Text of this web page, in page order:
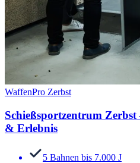
WaffenPro Zerbst
Schießsportzentrum
& Erlebnis
5 Bahnen bis 7.000 J